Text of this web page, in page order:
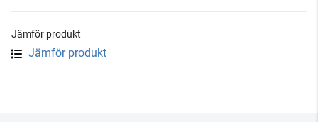
Jämför produkt
Jämför produkt